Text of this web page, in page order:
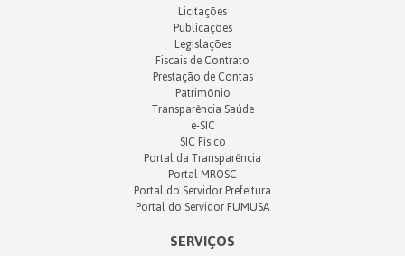
Licitações
Publicações
Legislações
Fiscais de Contrato
Prestação de Contas
Patrimônio
Transparência Saúde
e-SIC
SIC Físico
Portal da Transparência
Portal MROSC
Portal do Servidor Prefeitura
Portal do Servidor FUMUSA
SERVIÇOS